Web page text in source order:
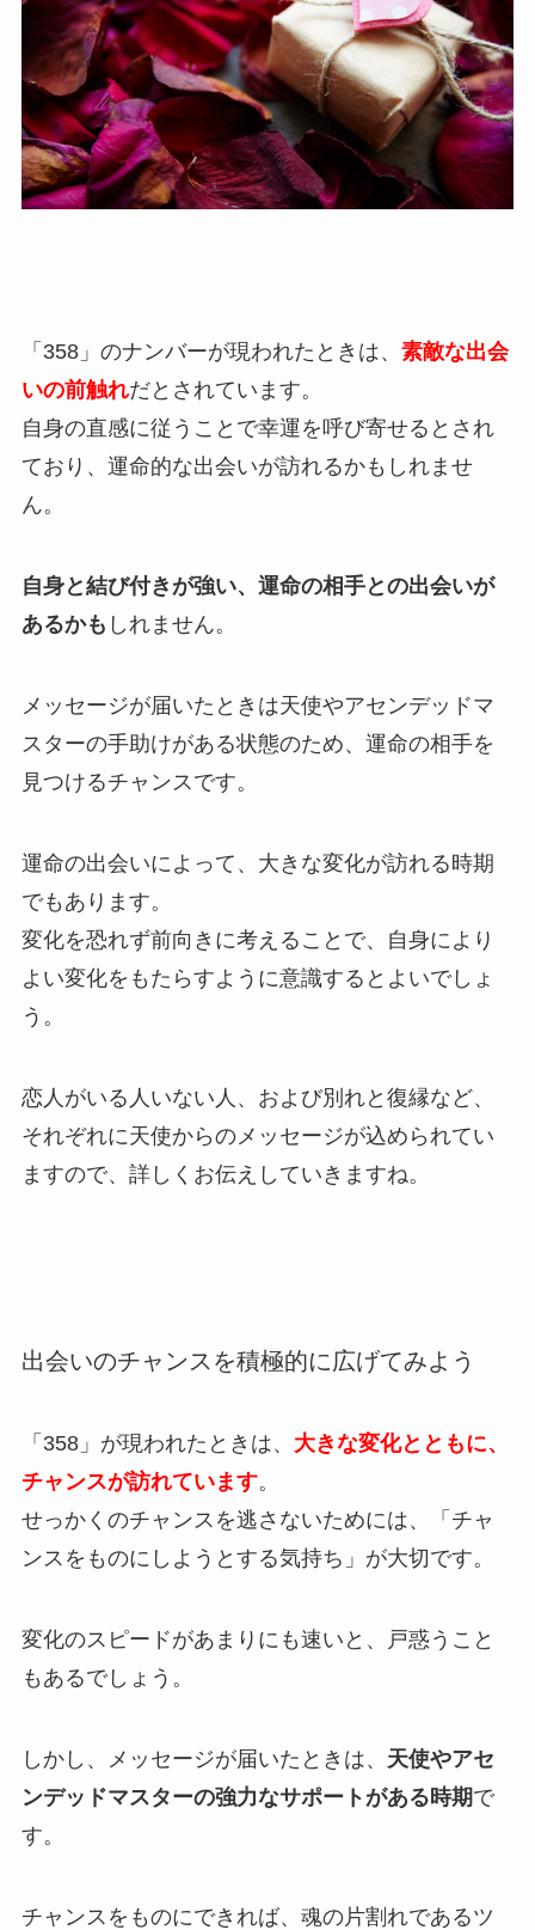
「358」のナンバーが現われたときは、 素敵な出会
いの前触れだとされています。
自身の直感に従うことで幸運を呼び寄せるとされ
ており、運命的な出会いが訪れるかもしれませ
ん。
自身と結び付きが強い、運命の相手との出会いが
あるかも しれません。
メッセージが届いたときは天使やアセンデッドマ
スターの手助けがある状態のため、運命の相手を
見つけるチャンスです。
運命の出会いによって、大きな変化が訪れる時期
でもあります。
変化を恐れず前向きに考えることで、自身により
よい変化をもたらすように意識するとよいでしょ
う。
恋人がいる人いない人、および別れと復縁など、
それぞれに天使からのメッセージが込められてい
ますので、詳しくお伝えしていきますね。
出会いのチャンスを積極的に広げてみよう
「358」が現われたときは、 大きな変化とともに、
チャンスが訪れています。
せっかくのチャンスを逃さないためには、「チャ
ンスをものにしようとする気持ち」が大切です。
変化のスピードがあまりにも速いと、戸惑うこと
もあるでしょう。
しかし、メッセージが届いたときは、 天使やアセ
ンデッドマスターの強力なサポートがある時期で
す。
チャンスをものにできれば、魂の片割れであるツ